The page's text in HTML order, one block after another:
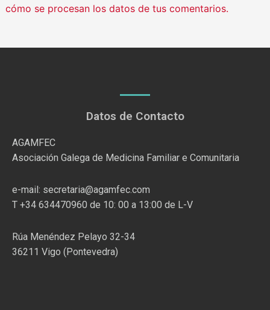
cómo se procesan los datos de tus comentarios.
Datos de Contacto
AGAMFEC
Asociación Galega de Medicina Familiar e Comunitaria
e-mail: secretaria@agamfec.com
T +34 634470960 de 10: 00 a 13:00 de L-V
Rúa Menéndez Pelayo 32-34
36211 Vigo (Pontevedra)